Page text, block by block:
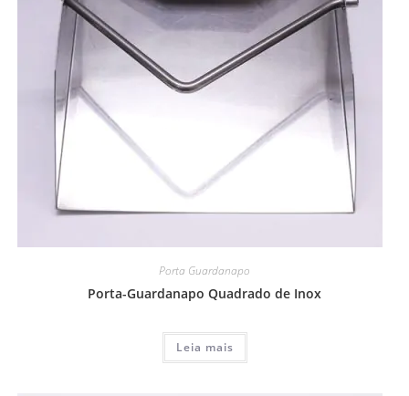
Porta Guardanapo
Porta-Guardanapo Quadrado de Inox
Leia mais